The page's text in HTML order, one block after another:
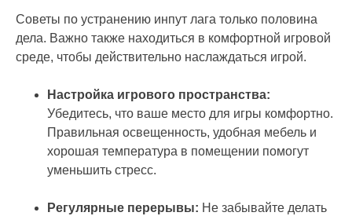
Советы по устранению инпут лага только половина
дела. Важно также находиться в комфортной игровой
среде, чтобы действительно наслаждаться игрой.
Настройка игрового пространства:
Убедитесь, что ваше место для игры комфортно.
Правильная освещенность, удобная мебель и
хорошая температура в помещении помогут
уменьшить стресс.
Регулярные перерывы: Не забывайте делать